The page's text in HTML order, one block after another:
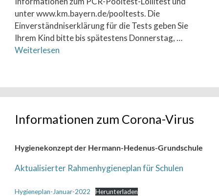
unter www.km.bayern.de/pooltests. Die
Einverständniserklärung für die Tests geben Sie
Ihrem Kind bitte bis spätestens Donnerstag, …
Weiterlesen
Informationen zum Corona-Virus
Hygienekonzept der Hermann-Hedenus-Grundschule
Aktualisierter Rahmenhygieneplan für Schulen
Hygieneplan-Januar-2022 Herunterladen